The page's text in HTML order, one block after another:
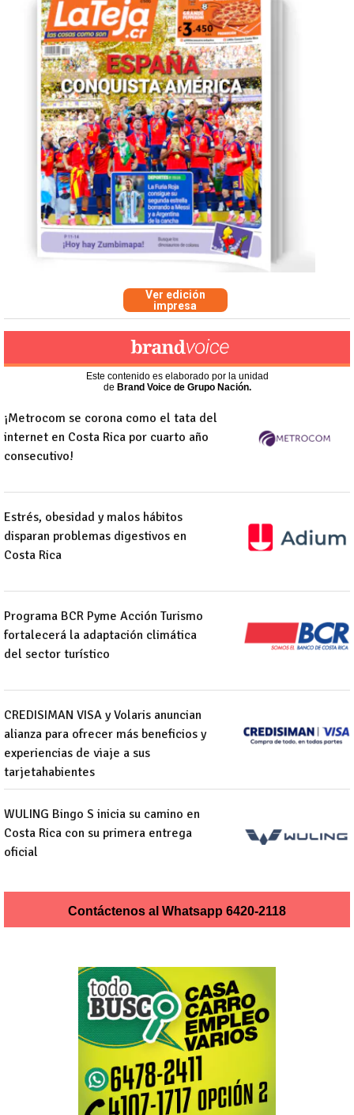
Ver edición
impresa
Este contenido es elaborado por la unidad
de Brand Voice de Grupo Nación.
¡Metrocom se corona como el tata del
internet en Costa Rica por cuarto año
consecutivo!
Opens in new
Estrés, obesidad y malos hábitos
disparan problemas digestivos en
Costa Rica
Opens in new
Programa BCR Pyme Acción Turismo
fortalecerá la adaptación climática
del sector turístico
Opens in new
CREDISIMAN VISA y Volaris anuncian
alianza para ofrecer más beneficios y
experiencias de viaje a sus
tarjetahabientes
Opens in new
WULING Bingo S inicia su camino en
Costa Rica con su primera entrega
oficial
Opens in new
Contáctenos al Whatsapp 6420-2118